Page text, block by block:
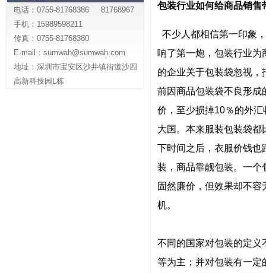
电话：0755-81768386 81768967
手机：15989598211
传真：0755-81768380
E-mail：sumwah@sumwah.com
地址：深圳市宝安区沙井镇街道沙四
高新科技园L栋
包装行业如何给商品销售
不少人都相信第一印象
响了第一炮，包装行业
的企业关于包装袋忽视
前因商品包装袋不良形成
价，至少损掉10％的外
大国。本来服装包装袋
下时间之后，衣服价钱也
装，商品靠靓包装。一
固然廉价，但效果却不
机。
不同的国家对包装的定义
等为主；并对包装有一定